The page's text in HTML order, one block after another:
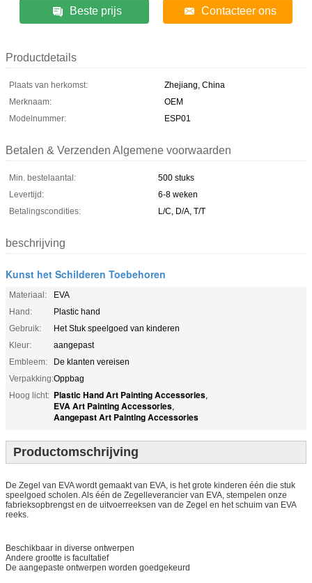
Beste prijs Contacteer ons
Productdetails
Plaats van herkomst:
Zhejiang, China
Merknaam:
OEM
Modelnummer:
ESP01
Betalen & Verzenden Algemene voorwaarden
Min. bestelaantal:
500 stuks
Levertijd:
6-8 weken
Betalingscondities:
L/C, D/A, T/T
beschrijving
Kunst het Schilderen Toebehoren
Materiaal:
EVA
Hand:
Plastic hand
Gebruik:
Het Stuk speelgoed van kinderen
Kleur:
aangepast
Embleem:
De klanten vereisen
Verpakking:Oppbag
Hoog licht: Plastic Hand Art Painting Accessories,
EVA Art Painting Accessories,
Aangepast Art Painting Accessories
Productomschrijving
De Zegel van EVA wordt gemaakt van EVA, is het grote kinderen één die stuk
speelgoed scholen. Als één de Zegelleverancier van EVA, stempelen onze
fabrieksopbrengst en de uitvoerreeksen van de Zegel en het schuim van EVA
reeks.
Beschikbaar in diverse ontwerpen
Andere grootte is facultatief
De aangepaste ontwerpen worden goedgekeurd